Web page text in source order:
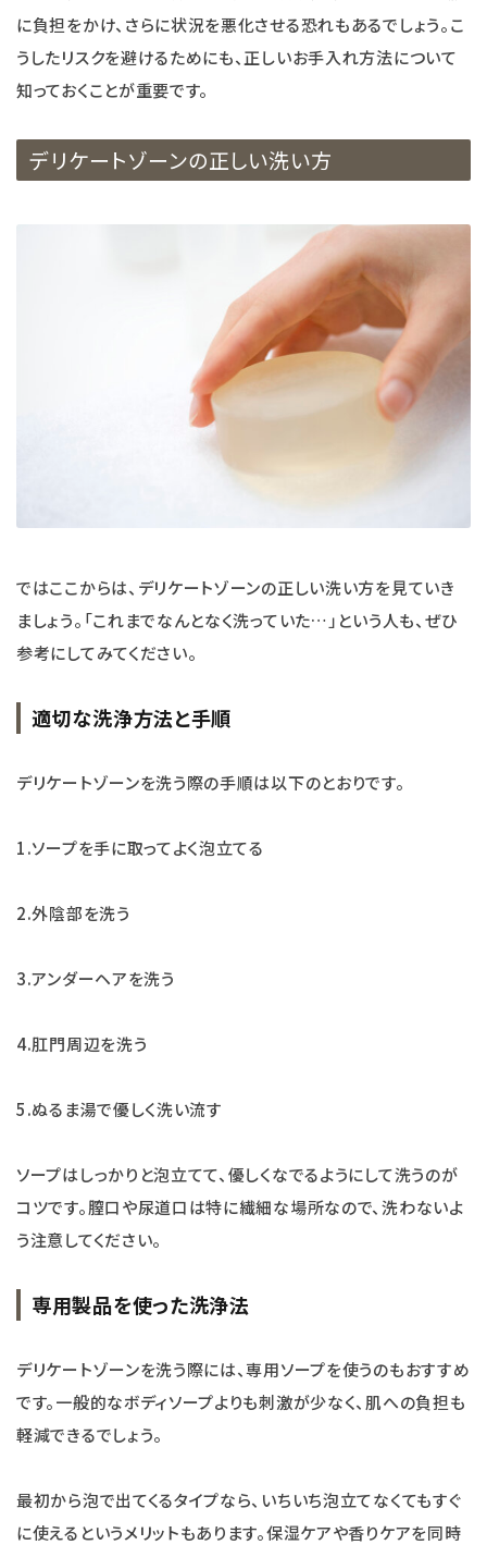
に負担をかけ、さらに状況を悪化させる恐れもあるでしょう。こ
うしたリスクを避けるためにも、正しいお手入れ方法について
知っておくことが重要です。
デリケートゾーンの正しい洗い方
ではここからは、デリケートゾーンの正しい洗い方を見ていき
ましょう。「これまでなんとなく洗っていた…」という人も、ぜひ
参考にしてみてください。
適切な洗浄方法と手順
デリケートゾーンを洗う際の手順は以下のとおりです。
1.ソープを手に取ってよく泡立てる
2.外陰部を洗う
3.アンダーヘアを洗う
4.肛門周辺を洗う
5.ぬるま湯で優しく洗い流す
ソープはしっかりと泡立てて、優しくなでるようにして洗うのが
コツです。膣口や尿道口は特に繊細な場所なので、洗わないよ
う注意してください。
専用製品を使った洗浄法
デリケートゾーンを洗う際には、専用ソープを使うのもおすすめ
です。一般的なボディソープよりも刺激が少なく、肌への負担も
軽減できるでしょう。
最初から泡で出てくるタイプなら、いちいち泡立てなくてもすぐ
に使えるというメリットもあります。保湿ケアや香りケアを同時